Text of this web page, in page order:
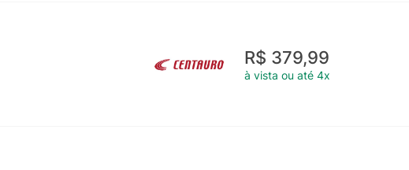
R$ 379,99
à vista ou até 4x